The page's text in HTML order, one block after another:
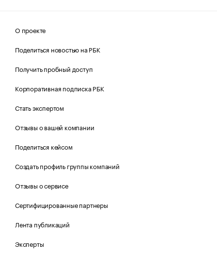
О проекте
Поделиться новостью на РБК
Получить пробный доступ
Корпоративная подписка РБК
Стать экспертом
Отзывы о вашей компании
Поделиться кейсом
Создать профиль группы компаний
Отзывы о сервисе
Сертифицированные партнеры
Лента публикаций
Эксперты